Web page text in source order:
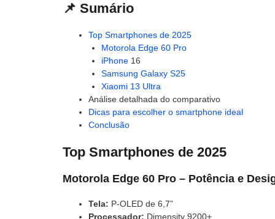
📌 Sumário
Top Smartphones de 2025
Motorola Edge 60 Pro
iPhone 16
Samsung Galaxy S25
Xiaomi 13 Ultra
Análise detalhada do comparativo
Dicas para escolher o smartphone ideal
Conclusão
Top Smartphones de 2025
Motorola Edge 60 Pro – Potência e
Tela: P-OLED de 6,7”
Processador: Dimensity 9200+